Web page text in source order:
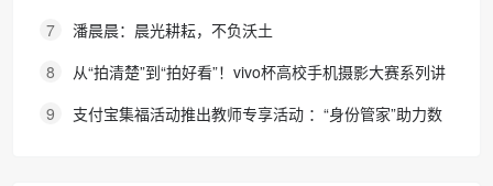
7
潘晨晨：晨光耕耘，不负沃土
8
从“拍清楚”到“拍好看”！vivo杯高校手机摄影大赛系列讲
座走进广东科技学院
9
支付宝集福活动推出教师专享活动 ：“身份管家”助力数